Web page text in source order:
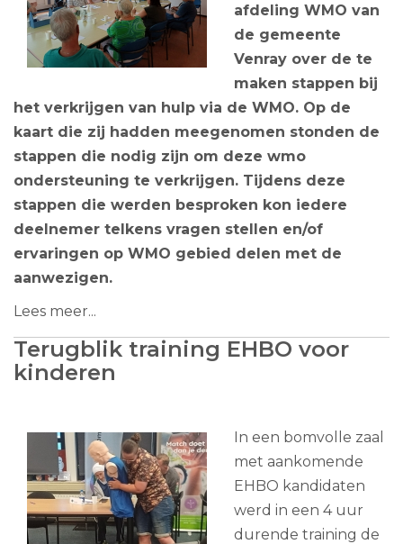
afdeling WMO van
de gemeente
Venray over de te
maken stappen bij
het verkrijgen van hulp via de WMO. Op de
kaart die zij hadden meegenomen stonden de
stappen die nodig zijn om deze wmo
ondersteuning te verkrijgen. Tijdens deze
stappen die werden besproken kon iedere
deelnemer telkens vragen stellen en/of
ervaringen op WMO gebied delen met de
aanwezigen.
Lees meer...
Terugblik training EHBO voor
kinderen
In een bomvolle zaal
met aankomende
EHBO kandidaten
werd in een 4 uur
durende training de